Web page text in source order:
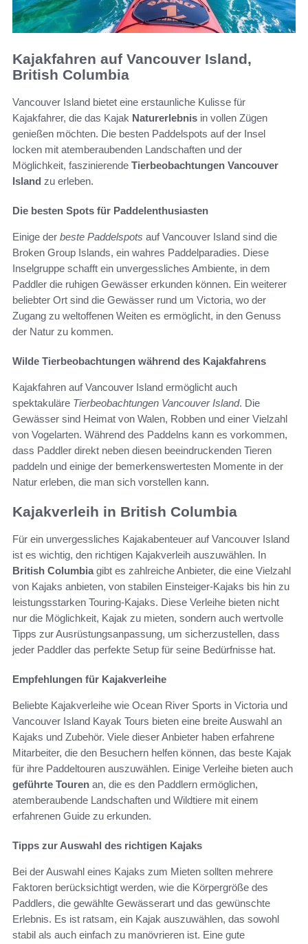
Kajakfahren auf Vancouver Island,
British Columbia
Vancouver Island bietet eine erstaunliche Kulisse für
Kajakfahrer, die das Kajak Naturerlebnis in vollen Zügen
genießen möchten. Die besten Paddelspots auf der Insel
locken mit atemberaubenden Landschaften und der
Möglichkeit, faszinierende Tierbeobachtungen Vancouver
Island zu erleben.
Die besten Spots für Paddelenthusiasten
Einige der beste Paddelspots auf Vancouver Island sind die
Broken Group Islands, ein wahres Paddelparadies. Diese
Inselgruppe schafft ein unvergessliches Ambiente, in dem
Paddler die ruhigen Gewässer erkunden können. Ein weiterer
beliebter Ort sind die Gewässer rund um Victoria, wo der
Zugang zu weltoffenen Weiten es ermöglicht, in den Genuss
der Natur zu kommen.
Wilde Tierbeobachtungen während des Kajakfahrens
Kajakfahren auf Vancouver Island ermöglicht auch
spektakuläre Tierbeobachtungen Vancouver Island. Die
Gewässer sind Heimat von Walen, Robben und einer Vielzahl
von Vogelarten. Während des Paddelns kann es vorkommen,
dass Paddler direkt neben diesen beeindruckenden Tieren
paddeln und einige der bemerkenswertesten Momente in der
Natur erleben, die man sich vorstellen kann.
Kajakverleih in British Columbia
Für ein unvergessliches Kajakabenteuer auf Vancouver Island
ist es wichtig, den richtigen Kajakverleih auszuwählen. In
British Columbiagibt es zahlreiche Anbieter, die eine Vielzahl
von Kajaks anbieten, von stabilen Einsteiger-Kajaks bis hin zu
leistungsstarken Touring-Kajaks. Diese Verleihe bieten nicht
nur die Möglichkeit, Kajak zu mieten, sondern auch wertvolle
Tipps zur Ausrüstungsanpassung, um sicherzustellen, dass
jeder Paddler das perfekte Setup für seine Bedürfnisse hat.
Empfehlungen für Kajakverleihe
Beliebte Kajakverleihe wie Ocean River Sports in Victoria und
Vancouver Island Kayak Tours bieten eine breite Auswahl an
Kajaks und Zubehör. Viele dieser Anbieter haben erfahrene
Mitarbeiter, die den Besuchern helfen können, das beste Kajak
für ihre Paddeltouren auszuwählen. Einige Verleihe bieten auch
geführte Touren an, die es den Paddlern ermöglichen,
atemberaubende Landschaften und Wildtiere mit einem
erfahrenen Guide zu erkunden.
Tipps zur Auswahl des richtigen Kajaks
Bei der Auswahl eines Kajaks zum Mieten sollten mehrere
Faktoren berücksichtigt werden, wie die Körpergröße des
Paddlers, die gewählte Gewässerart und das gewünschte
Erlebnis. Es ist ratsam, ein Kajak auszuwählen, das sowohl
stabil als auch einfach zu manövrieren ist. Eine gute